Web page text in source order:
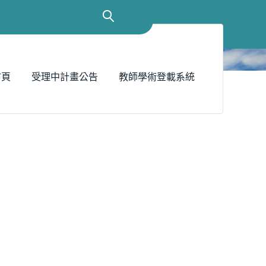
受理中計畫公告 教師學術登載系統